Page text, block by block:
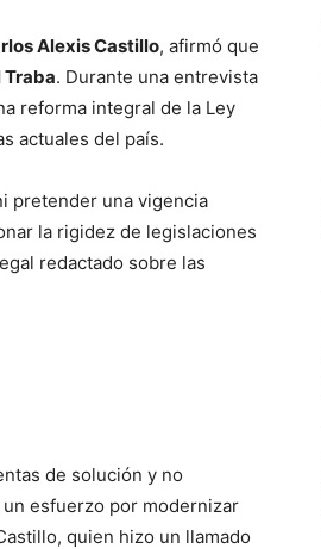
Alexis Castillo, afirmó que
Traba. Durante una entrevista
reforma integral de la Ley
actuales del país.
pretender una vigencia
la rigidez de legislaciones
redactado sobre las
de solución y no
esfuerzo por modernizar
quien hizo un llamado